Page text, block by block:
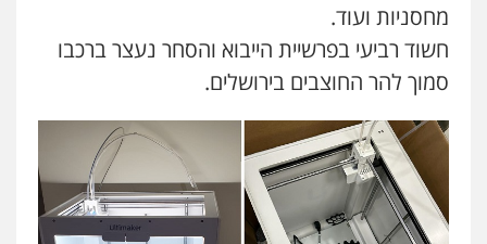
פלילי
0505078733
משרד עורכי דין טאי שרקי
פלילי אסירים מרב"ד
0547556464
מחסניות ועוד.
חשוד רביעי בפרשיית הייבוא והסחר נעצר ברכבו
סמוך להר החוצבים בירושלים.